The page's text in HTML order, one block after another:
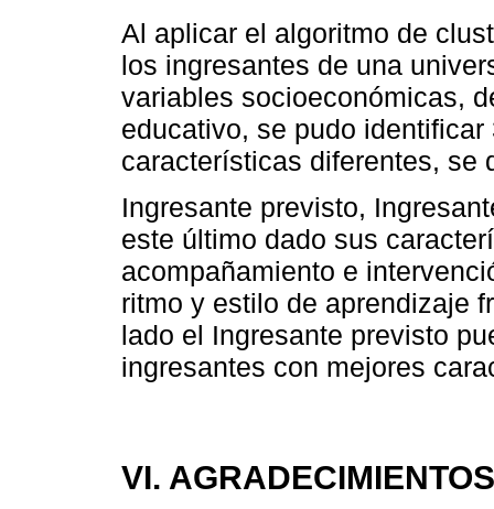
Al aplicar el algoritmo de
los ingresantes de una
variables socioeconómicas,
educativo, se pudo
características diferentes, se
Ingresante previsto,
este último dado sus
acompañamiento e
ritmo y estilo de aprendizaje
lado el Ingresante previsto
ingresantes con mejores
VI. AGRADECIMIENTOS